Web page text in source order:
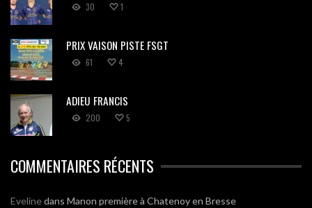
30 1
PRIX VAISON PISTE FSGT
61 4
ADIEU FRANCIS
200 5
COMMENTAIRES RÉCENTS
Evelinedans Manon première à Chatenoy en Bresse